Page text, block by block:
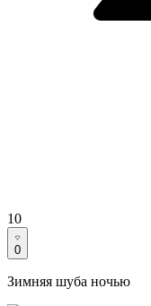
10
0
Зимняя шуба ночью